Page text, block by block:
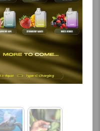
کنید.
آخرین بروزرسانی
قیمت: 10 ساعت پیش
تمامی قیمت ها بروز
-